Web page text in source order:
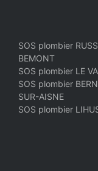
SOS plombier
BEMONT
SOS plombier LE
SOS plombier
SUR-AISNE
SOS plombier